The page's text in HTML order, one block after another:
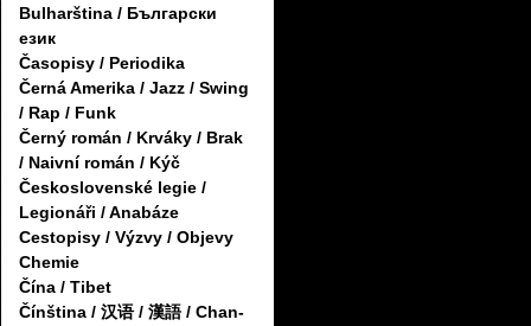
Bulharština / Български
език
Časopisy / Periodika
Černá Amerika / Jazz / Swing
/ Rap / Funk
Černý román / Krváky / Brak
/ Naivní román / Kýč
Československé legie /
Legionáři / Anabáze
Cestopisy / Výzvy / Objevy
Chemie
Čína / Tibet
Čínština / 汉语 / 漢語 / Chan-